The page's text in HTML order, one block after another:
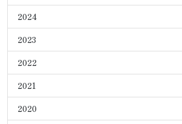
2024
2023
2022
2021
2020